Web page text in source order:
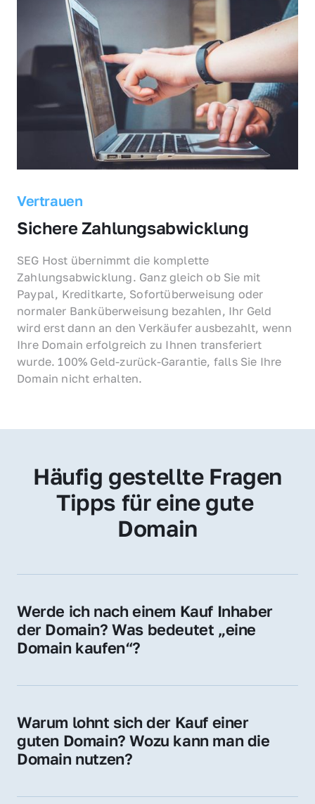
Vertrauen
Sichere Zahlungsabwicklung
SEG Host übernimmt die komplette
Zahlungsabwicklung. Ganz gleich ob Sie mit
Paypal, Kreditkarte, Sofortüberweisung oder
normaler Banküberweisung bezahlen, Ihr Geld
wird erst dann an den Verkäufer ausbezahlt, wenn
Ihre Domain erfolgreich zu Ihnen transferiert
wurde. 100% Geld-zurück-Garantie, falls Sie Ihre
Domain nicht erhalten.
Häufig gestellte Fragen
Tipps für eine gute
Domain
Werde ich nach einem Kauf Inhaber
der Domain? Was bedeutet „eine
Domain kaufen“?
Sie erhalten alle Rechte zur Nutzung,
Domain.
Warum lohnt sich der Kauf einer
guten Domain? Wozu kann man die
Domain nutzen?